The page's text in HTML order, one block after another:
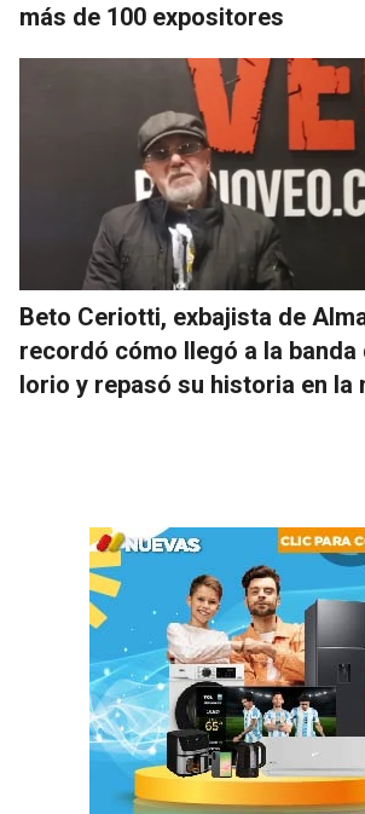
más de 100 expositores
Beto Ceriotti, exbajista de
recordó cómo llegó a la banda
Iorio y repasó su historia en la